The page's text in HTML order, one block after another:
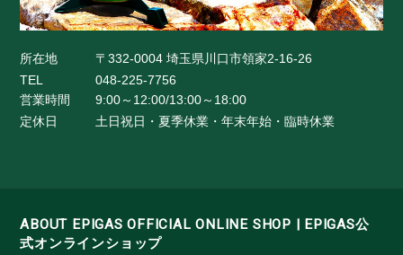
所在地
〒332-0004 埼玉県川口市領家2-16-26
TEL
048-225-7756
営業時間
9:00～12:00/13:00～18:00
定休日
土日祝日・夏季休業・年末年始・臨時休業
ABOUT EPIGAS OFFICIAL ONLINE SHOP | EPIGAS公
式オンラインショップ